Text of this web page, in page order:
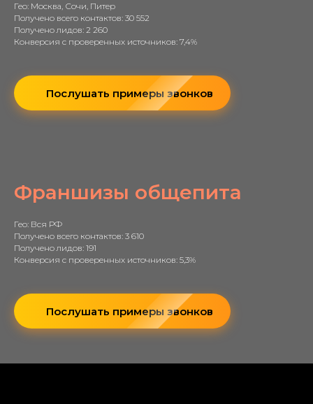
Гео: Москва, Сочи, Питер
Получено всего контактов: 30 552
Получено лидов: 2 260
Конверсия с проверенных источников: 7,4%
Послушать примеры звонков
Франшизы общепита
Гео: Вся РФ
Получено всего контактов: 3 610
Получено лидов: 191
Конверсия с проверенных источников: 5,3%
Послушать примеры звонков